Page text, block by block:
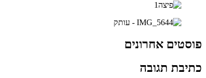
פוסטים אחרונים
כתיבת תגובה